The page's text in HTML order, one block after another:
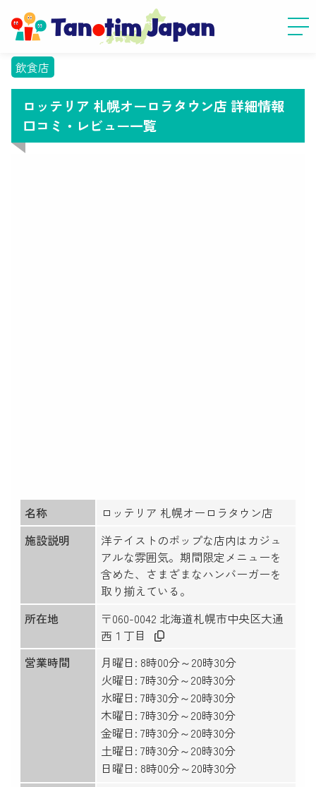
飲食店
ロッテリア 札幌オーロラタウン店 詳細情報
口コミ・レビュー一覧
名称
ロッテリア 札幌オーロラタウン店
施設説明
洋テイストのポップな店内はカジュ
アルな雰囲気。期間限定メニューを
含めた、さまざまなハンバーガーを
取り揃えている。
所在地
〒060-0042 北海道札幌市中央区大通
西１丁目
営業時間
月曜日: 8時00分～20時30分
火曜日: 7時30分～20時30分
水曜日: 7時30分～20時30分
木曜日: 7時30分～20時30分
金曜日: 7時30分～20時30分
土曜日: 7時30分～20時30分
日曜日: 8時00分～20時30分